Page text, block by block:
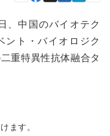
、中国のバイオテク
ト・バイオロジク
重特異性抗体融合タ
ます。